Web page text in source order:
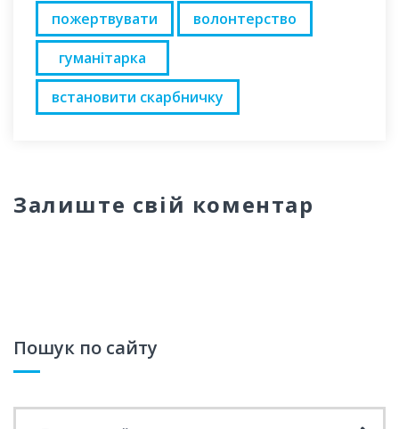
пожертвувати
волонтерство
гуманітарка
встановити скарбничку
Залиште свій коментар
Пошук по сайту